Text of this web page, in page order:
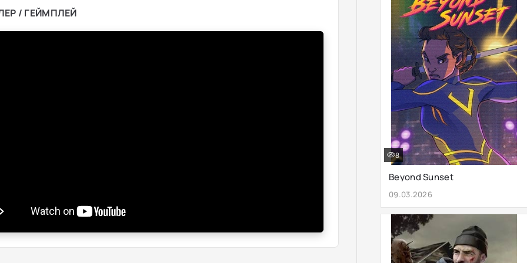
/ ГЕЙМПЛЕЙ
Beyond Sunset
09.03.2026
8